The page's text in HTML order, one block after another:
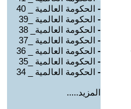
- الحكومة العالمية _ 40
- الحكومة العالمية _39
- الحكومة العالمية_ 38
- الحكومة العالمية _37
- الحكومة العالمية _ 36
- الحكومة العالمية _35
- الحكومة العالمية _ 34
المزيد.....